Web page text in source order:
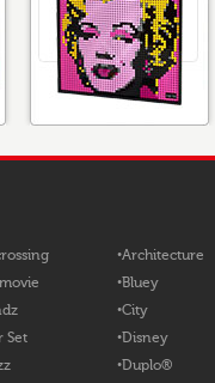
Set
Architecture
Bluey
City
Disney
Duplo®